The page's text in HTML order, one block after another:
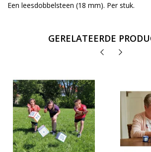
Een leesdobbelsteen (18 mm). Per stuk.
GERELATEERDE